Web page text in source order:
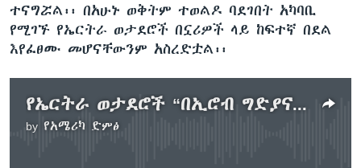
ተናግሯል፡፡ በአሁኑ ወቅትም ተወልዶ ባደገበት አካባቢ
የሚገኙ የኤርትራ ወታደሮች በኗሪዎች ላይ ከፍተኛ በደል
እየፈፀሙ መሆናቸውንም አስረድቷል፡፡
የኤርትራ ወታደሮች “በኢሮብ ግድያና ዝርፊያ ፈጽመዋል” ተባለ
by የአሜሪካ ድምፅ
No media source currently available